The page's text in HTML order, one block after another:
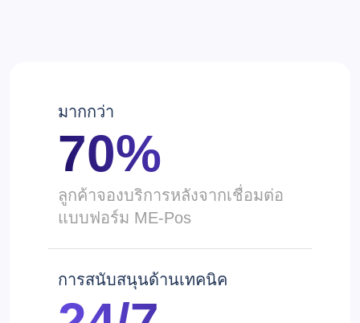
มากกว่า
70%
ลูกค้าจองบริการหลังจากเชื่อมต่อ
แบบฟอร์ม ME-Pos
การสนับสนุนด้านเทคนิค